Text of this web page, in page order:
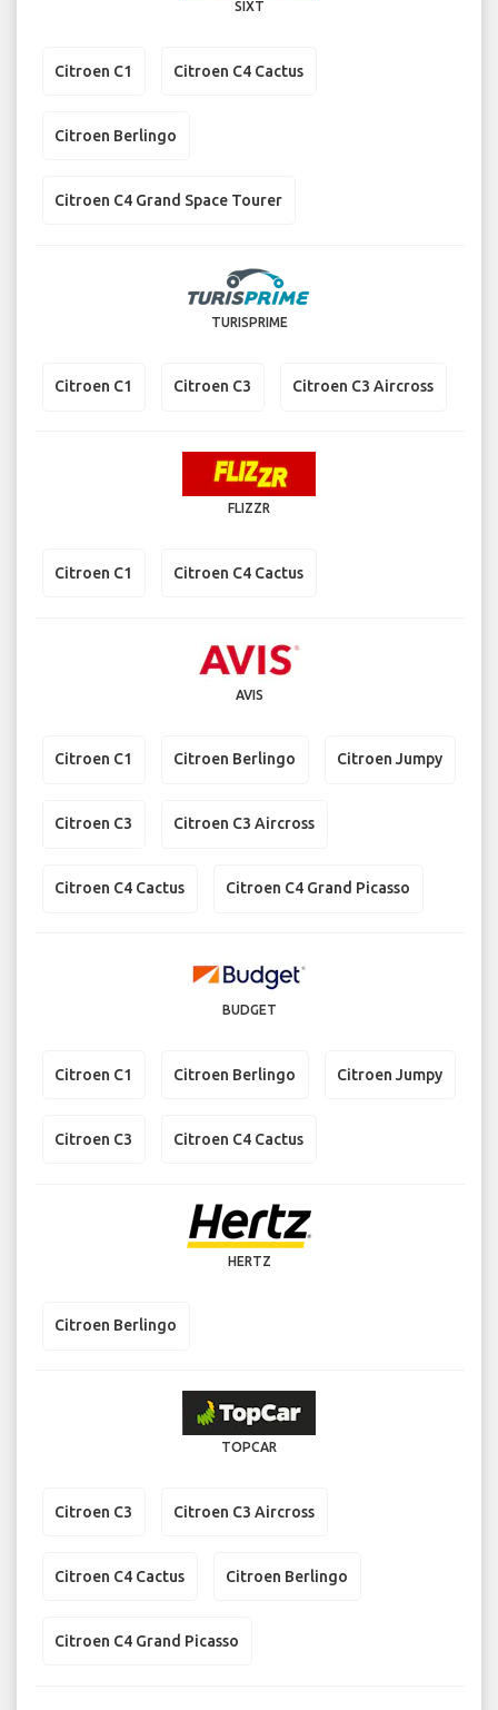
SIXT
Citroen C1 Citroen C4 Cactus
Citroen Berlingo
Citroen C4 Grand Space Tourer
TURISPRIME
Citroen C1 Citroen C3 Citroen C3 Aircross
FLIZZR
Citroen C1 Citroen C4 Cactus
AVIS
Citroen C1 Citroen Berlingo Citroen Jumpy
Citroen C3 Citroen C3 Aircross
Citroen C4 Cactus Citroen C4 Grand Picasso
BUDGET
Citroen C1 Citroen Berlingo Citroen Jumpy
Citroen C3 Citroen C4 Cactus
HERTZ
Citroen Berlingo
TOPCAR
Citroen C3 Citroen C3 Aircross
Citroen C4 Cactus Citroen Berlingo
Citroen C4 Grand Picasso